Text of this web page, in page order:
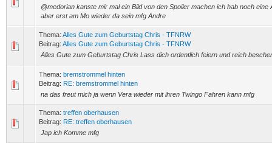
@medorian kanste mir mal ein Bild von den Spoiler machen ich hab noch eine
aber erst am Mo wieder da sein mfg Andre
Thema: Alles Gute zum Geburtstag Chris - TFNRW
Beitrag: Alles Gute zum Geburtstag Chris - TFNRW
Alles Gute zum Geburtstag Chris Lass dich ordentlich feiern und reich
Thema: bremstrommel hinten
Beitrag: RE: bremstrommel hinten
na das freut mich ja wenn Vera wieder mit ihren Twingo Fahren kann mfg
Thema: treffen oberhausen
Beitrag: RE: treffen oberhausen
Jap ich Komme mfg